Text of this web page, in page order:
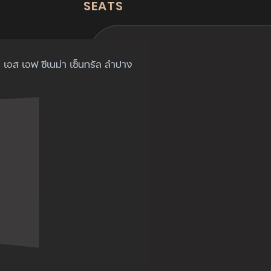
SEATS
เอส เอฟ ซีเนม่า เซ็นทรัล ลำปาง